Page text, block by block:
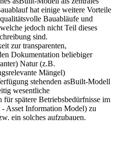
hat einige weitere Vorteile
Bauabläufe und
jedoch nicht Teil dieses
sind.
zur transparenten,
Dokumentation beliebiger
Natur (z.B.
Mängel)
stehenden asBuilt-Modell
wesentliche
für spätere Betriebsbedürfnisse im
Asset Information Model) zu
ein solches aufzubauen.